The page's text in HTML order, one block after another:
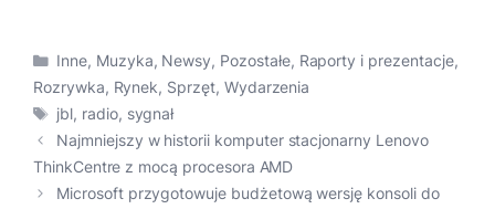
Kategorie
Inne, Muzyka, Newsy, Pozostałe, Raporty i prezentacje,
Rozrywka, Rynek, Sprzęt, Wydarzenia
Tagi
jbl, radio, sygnał
Najmniejszy w historii komputer stacjonarny Lenovo
ThinkCentre z mocą procesora AMD
Microsoft przygotowuje budżetową wersję konsoli do